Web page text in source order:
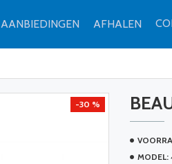
AANBIEDINGEN AFHALEN
-30 %
MODEL: